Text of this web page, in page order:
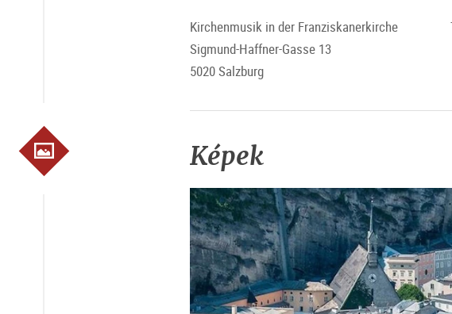
Kirchenmusik in der Franziskanerkirche
Sigmund-Haffner-Gasse 13
5020 Salzburg
Képek